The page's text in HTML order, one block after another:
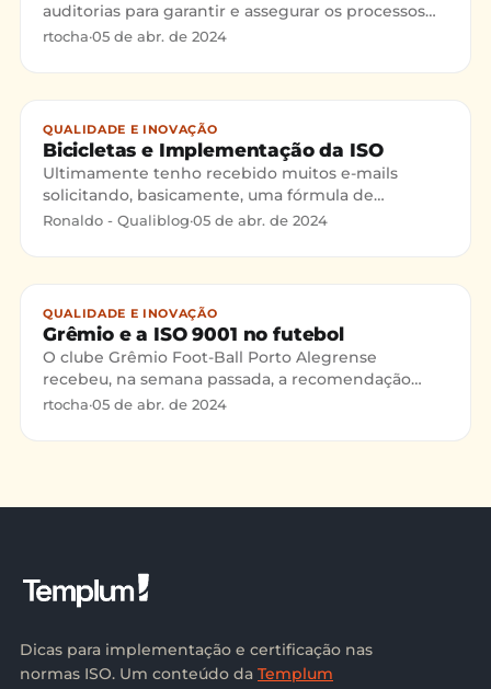
auditorias para garantir e assegurar os processos
de gerenciamento da qualidade e manter em dia
rtocha·05 de abr. de 2024
QUALIDADE E INOVAÇÃO
Bicicletas e Implementação da ISO
Ultimamente tenho recebido muitos e-mails
solicitando, basicamente, uma fórmula de
implementação da ISO para leigos.
Ronaldo - Qualiblog·05 de abr. de 2024
QUALIDADE E INOVAÇÃO
Grêmio e a ISO 9001 no futebol
O clube Grêmio Foot-Ball Porto Alegrense
recebeu, na semana passada, a recomendação
para a certificação ISO
rtocha·05 de abr. de 2024
Dicas para implementação e certificação nas
normas ISO. Um conteúdo da Templum